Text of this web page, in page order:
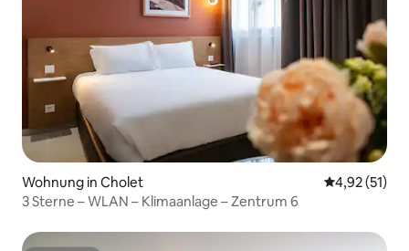
Wohnung in Cholet
4,92 (51)
3 Sterne – WLAN – Klimaanlage – Zentrum 6